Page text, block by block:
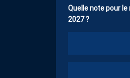
Quelle note pour
2027 ?